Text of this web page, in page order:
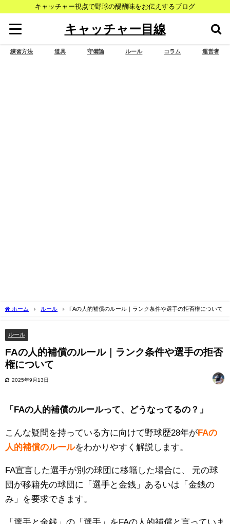
キャッチャー視点で野球の醍醐味をお伝えするブログ
キャッチャー目線
練習方法 道具 守備論 ルール コラム 運営者
ホーム ルール FAの人的補償のルール｜ランク条件や選手の拒否権について
ルール
FAの人的補償のルール｜ランク条件や選手の拒否
権について
2025年9月13日
「FAの人的補償のルールって、どうなってるの？」
こんな疑問を持っている方に向けて野球歴28年がFAの
人的補償のルールをわかりやすく解説します。
FA宣言した選手が別の球団に移籍した場合に、
元の球
団が移籍先の球団に「選手と金銭」あるいは「金銭の
み」を要求できます。
「選手と金銭」の「選手」をFAの人的補償と言っていま